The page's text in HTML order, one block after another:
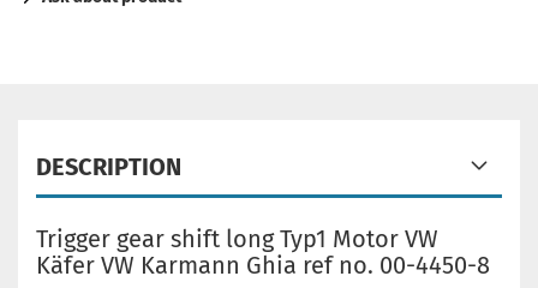
DESCRIPTION
Trigger gear shift long Typ1 Motor VW
Käfer VW Karmann Ghia ref no. 00-4450-8